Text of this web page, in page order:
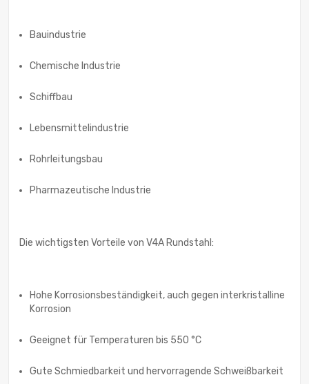
Bauindustrie
Chemische Industrie
Schiffbau
Lebensmittelindustrie
Rohrleitungsbau
Pharmazeutische Industrie
Die wichtigsten Vorteile von V4A Rundstahl:
Hohe Korrosionsbeständigkeit, auch gegen interkristalline
Korrosion
Geeignet für Temperaturen bis 550 °C
Gute Schmiedbarkeit und hervorragende Schweißbarkeit